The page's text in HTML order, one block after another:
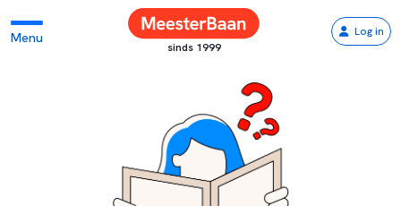
Menu
sinds 1999
Log in